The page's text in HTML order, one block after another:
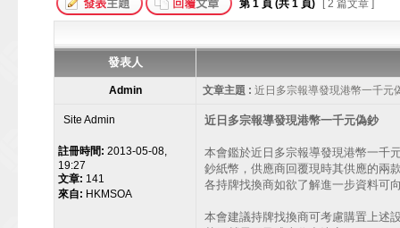
第 1 頁 (共 1 頁) [ 2 篇文章 ]
發表人
Admin 文章主題 : 近日多宗報導發現港幣一千元
Site Admin
註冊時間: 2013-05-08,
19:27
文章: 141
來自: HKMSOA
近日多宗報導發現港幣一千元偽鈔
本會鑑於近日多宗報導發現港幣一千
鈔紙幣，供應商回覆現時其供應的兩
各持牌找換商如欲了解進一步資料可
本會建議持牌找換商可考慮購置上述